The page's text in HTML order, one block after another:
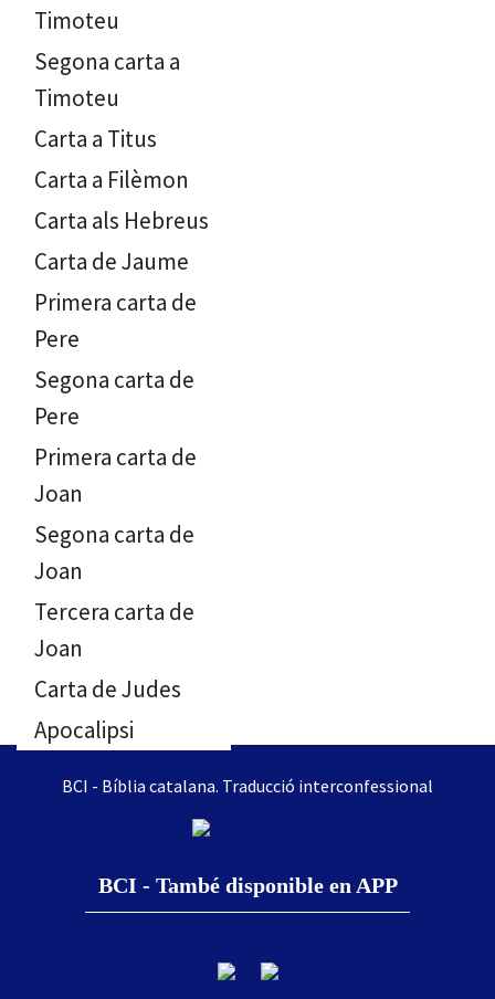
Timoteu
Segona carta a
Timoteu
Carta a Titus
Carta a Filèmon
Carta als Hebreus
Carta de Jaume
Primera carta de
Pere
Segona carta de
Pere
Primera carta de
Joan
Segona carta de
Joan
Tercera carta de
Joan
Carta de Judes
Apocalipsi
BCI - Bíblia catalana. Traducció interconfessional
BCI - També disponible en APP